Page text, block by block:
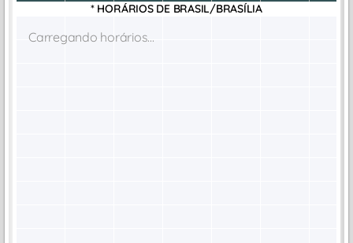
* HORÁRIOS DE BRASIL/BRASÍLIA
Carregando horários...